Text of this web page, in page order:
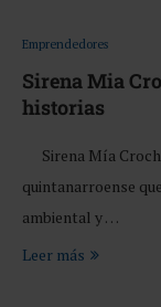
Emprendedores
Sirena Mia
historias
Sirena Mía
quintanarroense
ambiental y …
Leer más